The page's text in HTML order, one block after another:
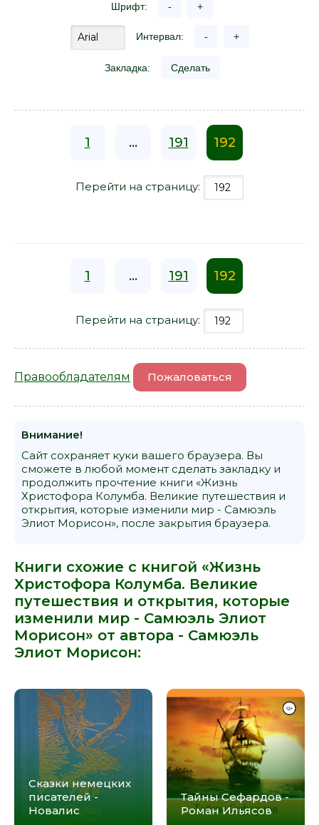
Шрифт: - +
Интервал: - +
Закладка: Сделать
1 ... 191 192
Перейти на страницу:
1 ... 191 192
Перейти на страницу:
Правообладателям Пожаловаться
Внимание!
Сайт сохраняет куки вашего браузера. Вы
сможете в любой момент сделать закладку и
продолжить прочтение книги «Жизнь
Христофора Колумба. Великие путешествия и
открытия, которые изменили мир - Самюэль
Элиот Морисон», после закрытия браузера.
Книги схожие с книгой «Жизнь
Христофора Колумба. Великие
путешествия и открытия, которые
изменили мир - Самюэль Элиот
Морисон» от автора - Самюэль
Элиот Морисон:
Сказки немецких
писателей -
Новалис
Тайны Сефардов -
Роман Ильясов